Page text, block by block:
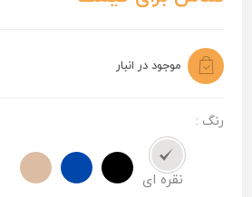
موجود در انبار
رنگ :
نقره ای